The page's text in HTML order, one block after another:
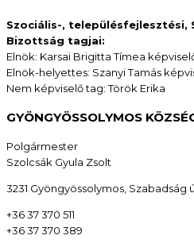
Szociális-, településfejlesztési,
Bizottság tagjai:
Elnök: Karsai Brigitta Tímea
Elnök-helyettes: Szanyi Tamás
Nem képviselő tag: Török Erika
GYÖNGYÖSSOLYMOS
Polgármester
Szolcsák Gyula Zsolt
3231 Gyöngyössolymos, Szabadság
+36 37 370 511
+36 37 370 389